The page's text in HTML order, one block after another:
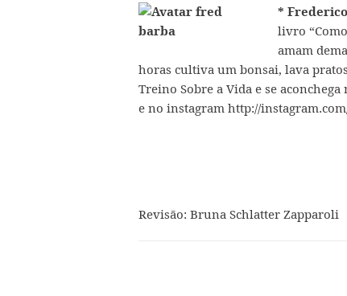
*
livro
amam
horas cultiva um bonsai, lava
Treino Sobre a Vida e se
e no instagram http://
Revisão: Bruna Schlatter Zapparoli